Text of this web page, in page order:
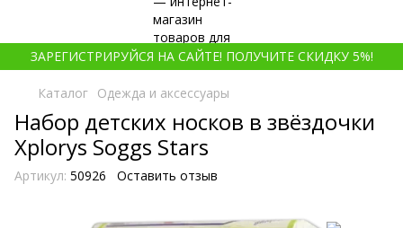
ЗАРЕГИСТРИРУЙСЯ НА САЙТЕ! ПОЛУЧИТЕ СКИДКУ 5%!
Каталог Одежда и аксессуары
Набор детских носков в звёздочки
Xplorys Soggs Stars
Артикул: 50926 Оставить отзыв